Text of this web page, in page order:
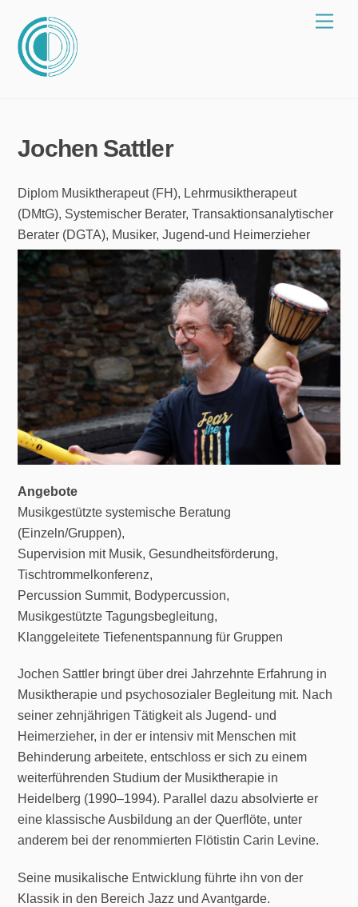
Inhalt
springen
Jochen Sattler
Diplom Musiktherapeut (FH), Lehrmusiktherapeut
(DMtG), Systemischer Berater, Transaktionsanalytischer
Berater (DGTA), Musiker, Jugend-und Heimerzieher
Angebote
Musikgestützte systemische Beratung
(Einzeln/Gruppen),
Supervision mit Musik, Gesundheitsförderung,
Tischtrommelkonferenz,
Percussion Summit, Bodypercussion,
Musikgestützte Tagungsbegleitung,
Klanggeleitete Tiefenentspannung für Gruppen
Jochen Sattler bringt über drei Jahrzehnte Erfahrung in
Musiktherapie und psychosozialer Begleitung mit. Nach
seiner zehnjährigen Tätigkeit als Jugend- und
Heimerzieher, in der er intensiv mit Menschen mit
Behinderung arbeitete, entschloss er sich zu einem
weiterführenden Studium der Musiktherapie in
Heidelberg (1990–1994). Parallel dazu absolvierte er
eine klassische Ausbildung an der Querflöte, unter
anderem bei der renommierten Flötistin Carin Levine.
Seine musikalische Entwicklung führte ihn von der
Klassik in den Bereich Jazz und Avantgarde.